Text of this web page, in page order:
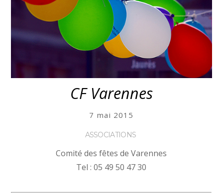
CF Varennes
7 mai 2015
ASSOCIATIONS
Comité des fêtes de Varennes
Tel : 05 49 50 47 30